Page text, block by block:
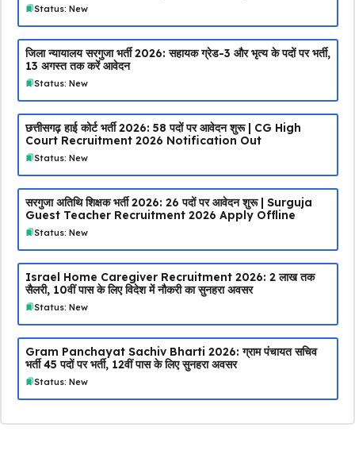
Status: New
जिला न्यायालय सरगुजा भर्ती 2026: सहायक ग्रेड-3 और भृत्य के पदों पर भर्ती,
13 अगस्त तक करें आवेदन
Status: New
छत्तीसगढ़ हाई कोर्ट भर्ती 2026: 58 पदों पर आवेदन शुरू | CG High
Court Recruitment 2026 Notification Out
Status: New
सरगुजा अतिथि शिक्षक भर्ती 2026: 26 पदों पर आवेदन शुरू | Surguja
Guest Teacher Recruitment 2026 Apply Offline
Status: New
Israel Home Caregiver Recruitment 2026: ₹2 लाख तक
सैलरी, 10वीं पास के लिए विदेश में नौकरी का सुनहरा अवसर
Status: New
Gram Panchayat Sachiv Bharti 2026: ग्राम पंचायत सचिव
भर्ती 45 पदों पर भर्ती, 12वीं पास के लिए सुनहरा अवसर
Status: New